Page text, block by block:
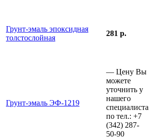
Грунт-эмаль эпоксидная
толстослойная
281 р.
Грунт-эмаль ЭФ-1219
— Цену Вы
можете
уточнить у
нашего
специалиста
по тел.: +7
(342) 287-
50-90